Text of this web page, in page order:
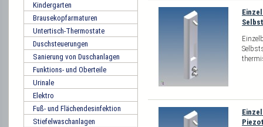
Kindergarten
Brausekopfarmaturen
Untertisch-Thermostate
Duschsteuerungen
Sanierung von Duschanlagen
Funktions- und Oberteile
Urinale
Elektro
Fuß- und Flächendesinfektion
Stiefelwaschanlagen